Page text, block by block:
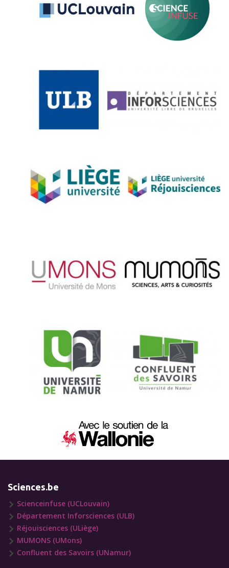
Sciences.be
Scienceinfuse (UCLouvain)
Département Inforsciences (ULB)
Réjouisciences (ULiège)
MUMONS (UMons)
Confluent des Savoirs (UNamur)